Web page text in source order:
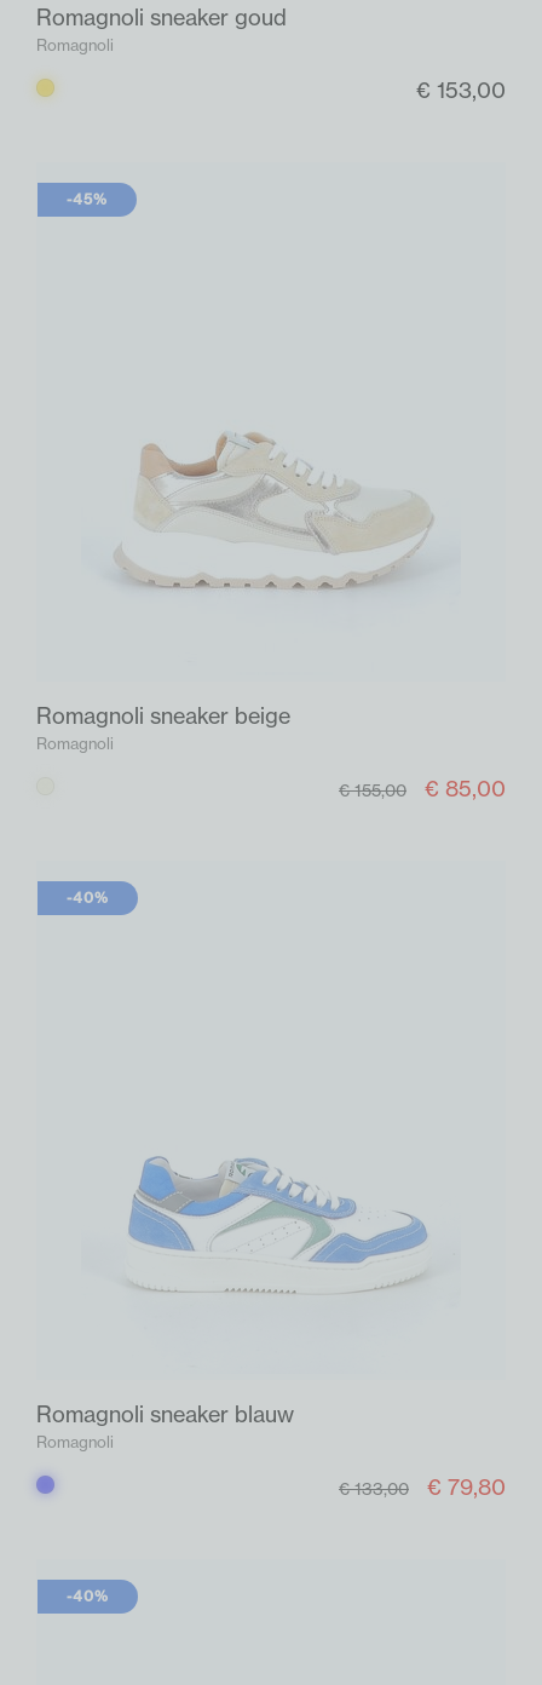
Romagnoli sneaker goud
Romagnoli
Goud € 153,00
-45%
Romagnoli sneaker beige
Romagnoli
€ 155,00 € 85,00
-40%
Romagnoli sneaker blauw
Romagnoli
Blauw € 133,00 € 79,80
-40%